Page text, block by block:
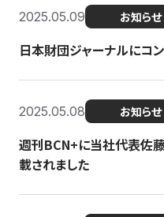
2025.05.09 お知らせ
日本財団ジャーナルにコ
2025.05.08 お知らせ
週刊BCN+に当社代表佐
載されました